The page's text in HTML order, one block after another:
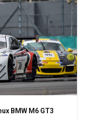
BMW M6 GT3